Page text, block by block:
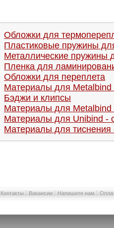
Обложки для
Пластиковые пружины
Металлические пружины
Пленка для
Обложки для переплета
Материалы для Metalbind
Бэджи и клипсы
Материалы для Metalbind
Материалы для Unibind -
Материалы для тиснения
Контакты Вакансии Напишите нам